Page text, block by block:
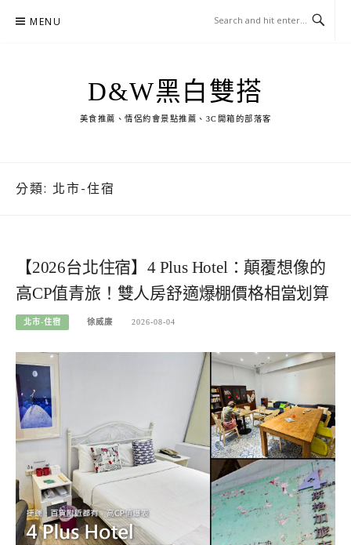
MENU
D&W黑白雙搭
美食推薦、情侶約會景點推薦、3C開箱的部落客
分類: 北市-住宿
【2026台北住宿】4 Plus Hotel：顛覆想像的
高CP值青旅！雙人房舒適爆棚價格相當划算
北市-住宿 徐威廉 2026-08-04